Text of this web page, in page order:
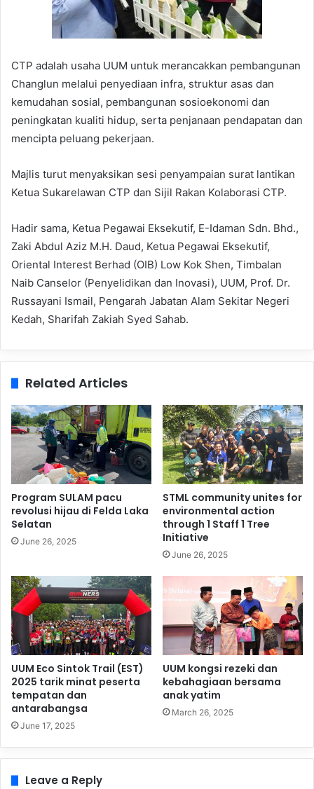
CTP adalah usaha UUM untuk merancakkan pembangunan
Changlun melalui penyediaan infra, struktur asas dan
kemudahan sosial, pembangunan sosioekonomi dan
peningkatan kualiti hidup, serta penjanaan pendapatan dan
mencipta peluang pekerjaan.
Majlis turut menyaksikan sesi penyampaian surat lantikan
Ketua Sukarelawan CTP dan Sijil Rakan Kolaborasi CTP.
Hadir sama, Ketua Pegawai Eksekutif, E-Idaman Sdn. Bhd.,
Zaki Abdul Aziz M.H. Daud, Ketua Pegawai Eksekutif,
Oriental Interest Berhad (OIB) Low Kok Shen, Timbalan
Naib Canselor (Penyelidikan dan Inovasi), UUM, Prof. Dr.
Russayani Ismail, Pengarah Jabatan Alam Sekitar Negeri
Kedah, Sharifah Zakiah Syed Sahab.
Related Articles
Program SULAM pacu
revolusi hijau di Felda Laka
Selatan
June 26, 2025
STML community unites for
environmental action
through 1 Staff 1 Tree
Initiative
June 26, 2025
UUM Eco Sintok Trail (EST)
2025 tarik minat peserta
tempatan dan
antarabangsa
June 17, 2025
UUM kongsi rezeki dan
kebahagiaan bersama
anak yatim
March 26, 2025
Leave a Reply